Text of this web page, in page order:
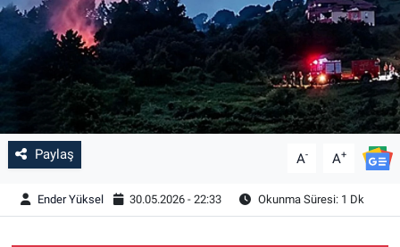
Paylaş A- A+
Ender Yüksel 30.05.2026 - 22:33 Okunma Süresi: 1 Dk